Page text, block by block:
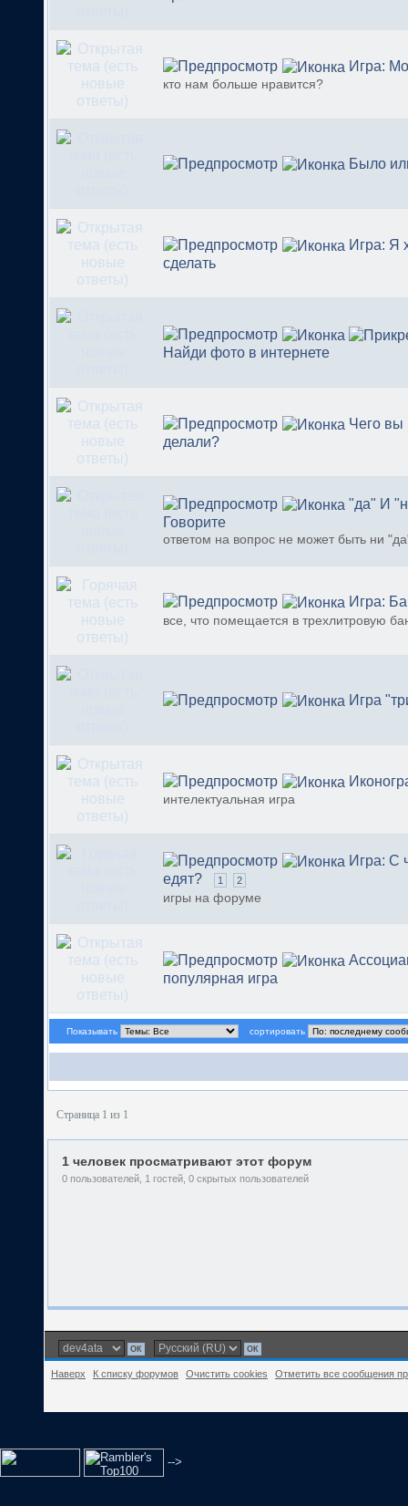
Игра:
кто нам больше нравится?
Было
Игра: Я
сделать
Найди фото в интернете
Чего вы
делали?
"да" И
Говорите
ответом на вопрос не может быть ни
Игра:
все, что помещается в трехлитровую
Игра
интелектуальная игра
Игра: С
едят?
1 2
игры на форуме
популярная игра
Показывать сортировать
Страница 1 из 1
1 человек просматривают этот форум
0 пользователей, 1 гостей, 0 скрытых пользователей
Наверх К списку форумов Очистить cookies Отметить все сообщения
-->